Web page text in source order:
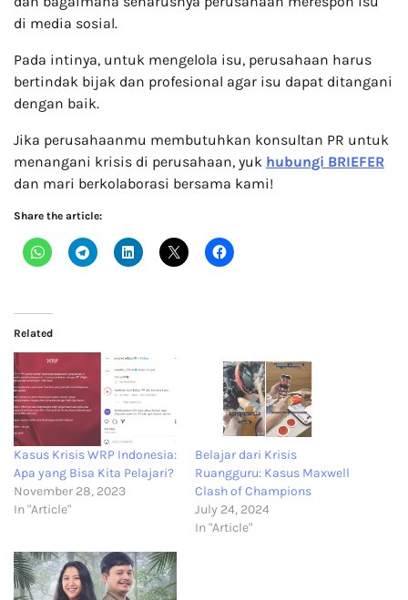
di media sosial.
Pada intinya, untuk mengelola isu, perusahaan harus
bertindak bijak dan profesional agar isu dapat ditangani
dengan baik.
Jika perusahaanmu membutuhkan konsultan PR untuk
menangani krisis di perusahaan, yuk hubungi BRIEFER
dan mari berkolaborasi bersama kami!
Share the article:
Related
Kasus Krisis WRP Indonesia:
Apa yang Bisa Kita Pelajari?
November 28, 2023
In "Article"
Belajar dari Krisis
Ruangguru: Kasus Maxwell
Clash of Champions
July 24, 2024
In "Article"